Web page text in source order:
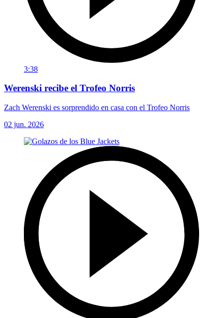
3:38
Werenski recibe el Trofeo Norris
Zach Werenski es sorprendido en casa con el Trofeo Norris
02 jun. 2026